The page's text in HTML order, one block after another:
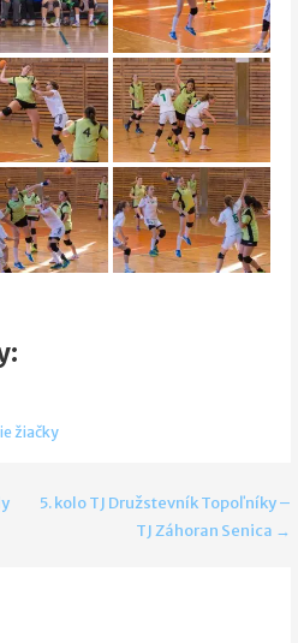
žiačky
5. kolo TJ Družstevník Topoľníky –
TJ Záhoran Senica →